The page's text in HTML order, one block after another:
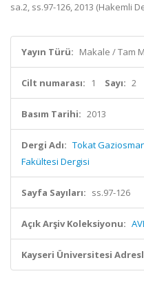
sa.2, ss.97-126, 2013 (Hakemli
Yayın Türü: Makale / Tam
Cilt numarası: 1 Sayı: 2
Basım Tarihi: 2013
Dergi Adı: Tokat
Fakültesi Dergisi
Sayfa Sayıları: ss.97-126
Açık Arşiv Koleksiyonu:
Kayseri Üniversitesi